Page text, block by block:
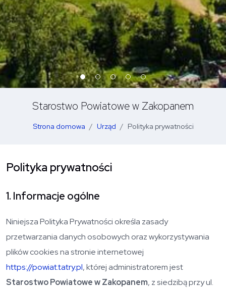
Starostwo Powiatowe w Zakopanem
Strona domowa Urząd Polityka prywatności
Polityka prywatności
1. Informacje ogólne
Niniejsza Polityka Prywatności określa zasady
przetwarzania danych osobowych oraz wykorzystywania
plików cookies na stronie internetowej
https://powiat.tatry.pl, której administratorem jest
Starostwo Powiatowe w Zakopanem, z siedzibą przy ul.